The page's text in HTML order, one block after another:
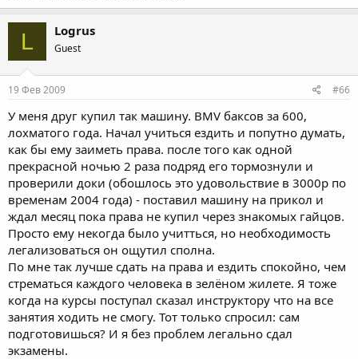
L Logrus
Guest
19 Фев 2009 #66
У меня друг купил так машину. BMV баксов за 600,
лохматого года. Начал учиться ездить и попутно думать,
как бы ему заиметь права. после того как одной
прекрасной ночью 2 раза подряд его тормознули и
проверили доки (обошлось это удовольствие в 3000р по
временам 2004 года) - поставил машину на прикол и
ждал месяц пока права не купил через знакомых гайцов.
Просто ему некогда было учитться, но необходимость
легализоваться он ощутил сполна.
По мне так лучше сдать на права и ездить спокойно, чем
стрематься каждого человека в зелёном жилете. Я тоже
когда на курсы поступал сказал инструктору что на все
занятия ходить не смогу. Тот только спросил: сам
подготовишься? И я без проблем легально сдал
экзамены.